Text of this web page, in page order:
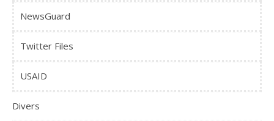
NewsGuard
Twitter Files
USAID
Divers